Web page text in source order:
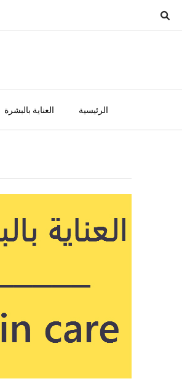
العناية بالبشرة الرئيسية